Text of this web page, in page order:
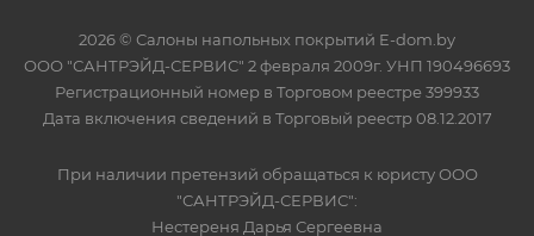
2026 © Салоны напольных покрытий E-dom.by
ООО "САНТРЭЙД-СЕРВИС" 2 февраля 2009г. УНП 190496693
Регистрационный номер в Торговом реестре 399933
Дата включения сведений в Торговый реестр 08.12.2017
При наличии претензий обращаться к юристу ООО
"САНТРЭЙД-СЕРВИС":
Нестереня Дарья Сергеевна